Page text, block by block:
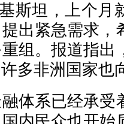
斯坦，上个月
出紧急需求，
组。报道指出
多非洲国家也
体系已经承受